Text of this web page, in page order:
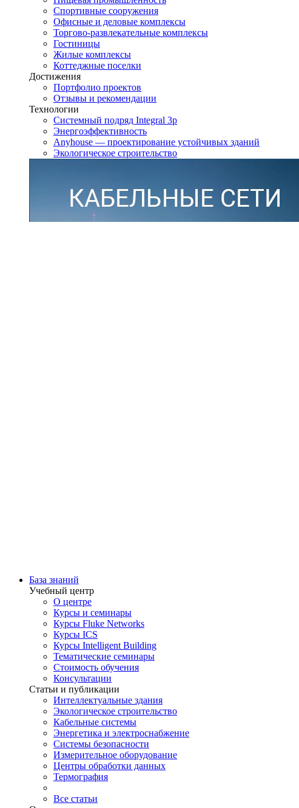
Спортивные сооружения
Офисные и деловые комплексы
Торгово-развлекательные комплексы
Гостиницы
Жилые комплексы
Коттеджные поселки
Достижения
Портфолио проектов
Отзывы и рекомендации
Технологии
Системный подряд Integral 3p
Энергоэффективность
Anyhouse — проектирование устойчивых зданий
Экологическое строительство
База знаний
Учебный центр
О центре
Курсы и семинары
Курсы Fluke Networks
Курсы ICS
Курсы Intelligent Building
Тематические семинары
Стоимость обучения
Консультации
Статьи и публикации
Интеллектуальные здания
Экологическое строительство
Кабельные системы
Энергетика и электроснабжение
Системы безопасности
Измерительное оборудование
Центры обработки данных
Термография
Все статьи